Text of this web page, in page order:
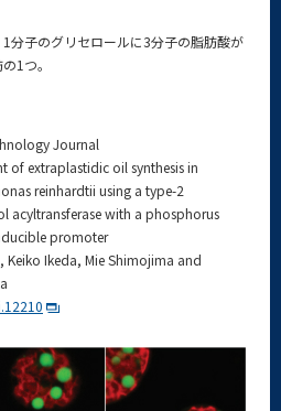
分子のグリセロールに3分子の脂肪酸が
1つ。
Journal
of extraplastidic oil synthesis in
reinhardtii using a type-2
acyltransferase with a phosphorus
promoter
Keiko Ikeda, Mie Shimojima and